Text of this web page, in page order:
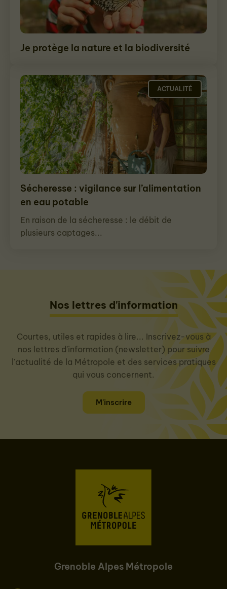
Je protège la nature et la biodiversité
Sécheresse : vigilance sur l’alimentation
en eau potable
En raison de la sécheresse : le débit de
plusieurs captages...
ACTUALITÉ
Nos lettres d'information
Courtes, utiles et rapides à lire... Inscrivez-vous à
nos lettres d'information (newsletter) pour suivre
l'actualité de la Métropole et des services pratiques
qui vous concernent.
M'inscrire
Grenoble Alpes Métropole